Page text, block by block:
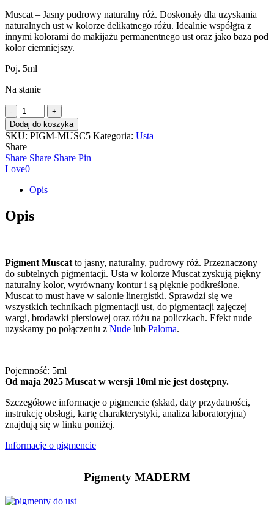
Muscat – Jasny pudrowy naturalny róż. Doskonały dla uzyskania
naturalnych ust w kolorze delikatnego różu. Idealnie współgra z
innymi kolorami do makijażu permanentnego ust oraz jako baza pod
kolor ciemniejszy.
Poj. 5ml
Na stanie
ilość
MADERM
pigment
MUSCAT
5ml
Dodaj do koszyka
SKU: PIGM-MUSC5 Kategoria: Usta
Share
Share Share Share Pin
Love0
Opis
Opis
Pigment Muscat to jasny, naturalny, pudrowy róż. Przeznaczony
do subtelnych pigmentacji. Usta w kolorze Muscat zyskują piękny
naturalny kolor, wyrównany kontur i są pięknie podkreślone.
Muscat to must have w salonie linergistki. Sprawdzi się we
wszystkich technikach pigmentacji ust, do pigmentacji zajęczej
wargi, brodawki piersiowej oraz różu na policzkach. Efekt nude
uzyskamy po połączeniu z Nude lub Paloma.
Pojemność: 5ml
Od maja 2025 Muscat w wersji 10ml nie jest dostępny.
Szczegółowe informacje o pigmencie (skład, daty przydatności,
instrukcję obsługi, kartę charakterystyki, analiza laboratoryjna)
znajdują się w linku poniżej.
Informacje o pigmencie
Pigmenty MADERM